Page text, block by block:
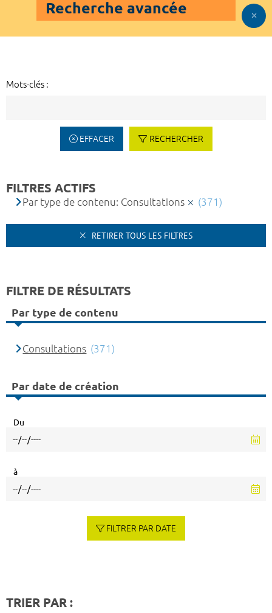
Recherche avancée
Mots-clés :
EFFACER RECHERCHER
FILTRES ACTIFS
Par type de contenu: Consultations (371)
RETIRER TOUS LES FILTRES
FILTRE DE RÉSULTATS
Par type de contenu
Consultations (371)
Par date de création
Du
à
FILTRER PAR DATE
TRIER PAR :